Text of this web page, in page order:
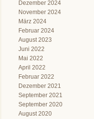
Dezember 2024
November 2024
März 2024
Februar 2024
August 2023
Juni 2022
Mai 2022
April 2022
Februar 2022
Dezember 2021
September 2021
September 2020
August 2020